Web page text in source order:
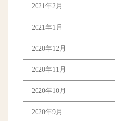
2021年2月
2021年1月
2020年12月
2020年11月
2020年10月
2020年9月